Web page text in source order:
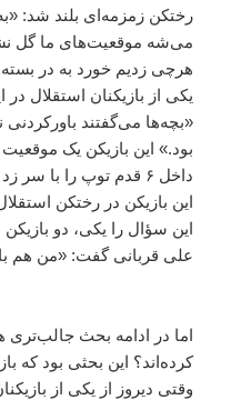
رختکن زمزمه‌ای بلند شد:
می‌شه موقعیت‌های ما گل
هر‌چی زدیم خورد به در
یکی از بازیکنان استقلال
«بچه‌ها می‌گفتند
بود.» این بازیکن یک
داخل ۶ قدم توپ را
این بازیکن در رختکن
این سؤال را یکی، دو
علی قربانی گفت: «من هم
اما در ادامه بحث جالب‌تری
کرده‌اند؟ این بحثی بود که
وقتی دیروز از یکی از